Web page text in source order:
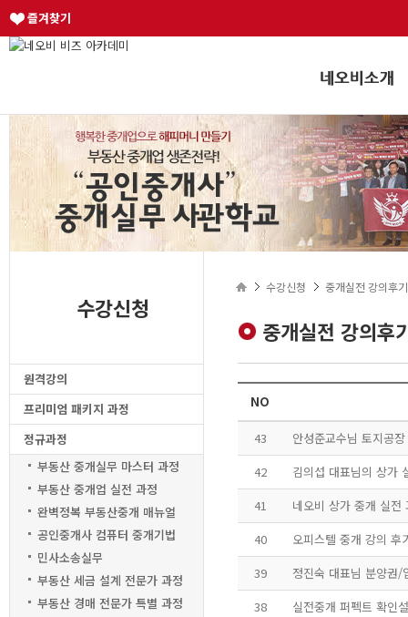
즐겨찾기
수강신청
원격강의
프리미엄 패키지 과정
정규과정
부동산 중개실무 마스터 과정
부동산 중개업 실전 과정
완벽정복 부동산중개 매뉴얼
공인중개사 컴퓨터 중개기법
민사소송실무
부동산 세금 설계 전문가 과정
부동산 경매 전문가 특별 과정
수강신청 중개실전 강의후기
중개실전 강의후
NO
43
안성준교수님 토지공
42
김의섭 대표님의 상가
41
네오비 상가 중개 실전
40
오피스텔 중개 강의 후
39
정진숙 대표님 분양권/
38
실전중개 퍼펙트 확인